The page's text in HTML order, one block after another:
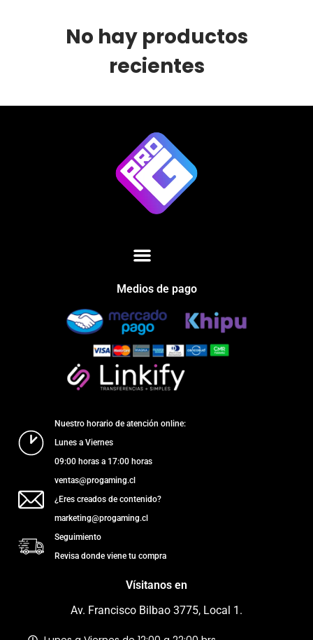
No hay productos
recientes
Medios de pago
Nuestro horario de atención online:
Lunes a Viernes
09:00 horas a 17:00 horas
ventas@progaming.cl
¿Eres creados de contenido?
marketing@progaming.cl
Seguimiento
Revisa donde viene tu compra
Vísitanos en
Av. Francisco Bilbao 3775, Local 1.